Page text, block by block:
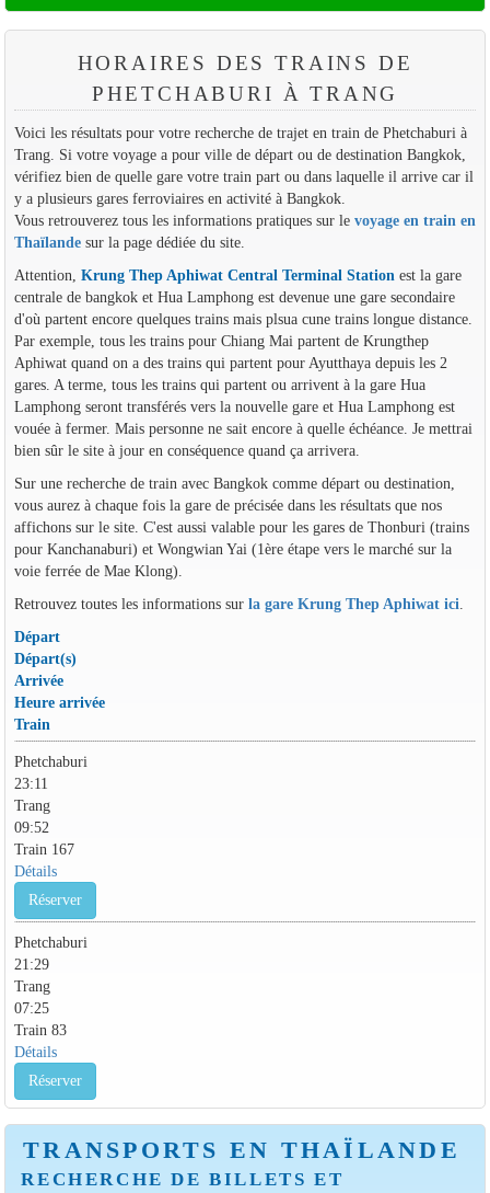
HORAIRES DES TRAINS DE
PHETCHABURI À TRANG
Voici les résultats pour votre recherche de trajet en train de Phetchaburi à
Trang. Si votre voyage a pour ville de départ ou de destination Bangkok,
vérifiez bien de quelle gare votre train part ou dans laquelle il arrive car il
y a plusieurs gares ferroviaires en activité à Bangkok.
Vous retrouverez tous les informations pratiques sur le voyage en train en
Thaïlandesur la page dédiée du site.
Attention, Krung Thep Aphiwat Central Terminal Stationest la gare
centrale de bangkok et Hua Lamphong est devenue une gare secondaire
d'où partent encore quelques trains mais plsua cune trains longue distance.
Par exemple, tous les trains pour Chiang Mai partent de Krungthep
Aphiwat quand on a des trains qui partent pour Ayutthaya depuis les 2
gares. A terme, tous les trains qui partent ou arrivent à la gare Hua
Lamphong seront transférés vers la nouvelle gare et Hua Lamphong est
vouée à fermer. Mais personne ne sait encore à quelle échéance. Je mettrai
bien sûr le site à jour en conséquence quand ça arrivera.
Sur une recherche de train avec Bangkok comme départ ou destination,
vous aurez à chaque fois la gare de précisée dans les résultats que nos
affichons sur le site. C'est aussi valable pour les gares de Thonburi (trains
pour Kanchanaburi) et Wongwian Yai (1ère étape vers le marché sur la
voie ferrée de Mae Klong).
Retrouvez toutes les informations sur la gare Krung Thep Aphiwat ici.
Départ
Départ(s)
Arrivée
Heure arrivée
Train
Phetchaburi
23:11
Trang
09:52
Train 167
Détails
Réserver
Phetchaburi
21:29
Trang
07:25
Train 83
Détails
Réserver
TRANSPORTS EN THAÏLANDE
RECHERCHE DE BILLETS ET